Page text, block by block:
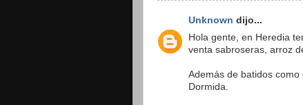
Unknown dijo...
Hola gente, en Heredia
venta sabroseras, arroz
Además de batidos
Dormida.